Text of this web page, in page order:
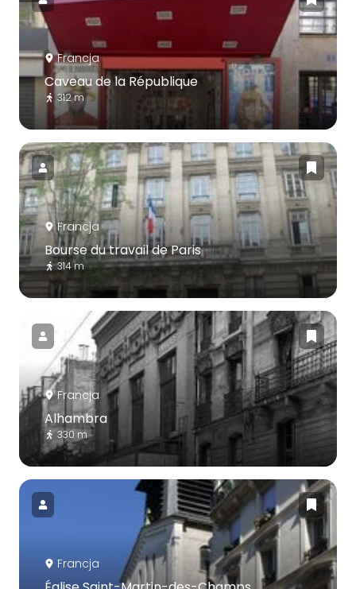
Francja
Caveau de la République
312 m
Francja
Bourse du travail de Paris
314 m
Francja
Alhambra
330 m
Francja